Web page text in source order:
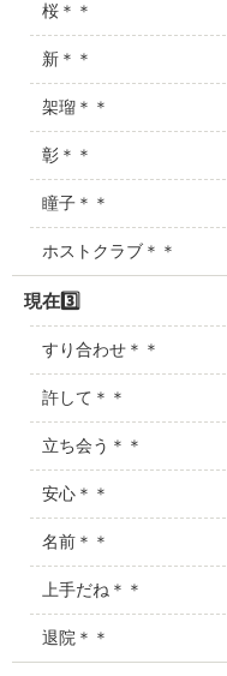
桜＊＊
新＊＊
架瑠＊＊
彰＊＊
瞳子＊＊
ホストクラブ＊＊
現在3️⃣
すり合わせ＊＊
許して＊＊
立ち会う＊＊
安心＊＊
名前＊＊
上手だね＊＊
退院＊＊